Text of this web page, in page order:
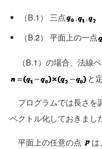
（B.1） 三点 , ,
（B.2） 平面上の一点
（B.1）の場合、法線
と
プログラムでは長さを
ベクトル化しておきまし
平面上の任意の点
は